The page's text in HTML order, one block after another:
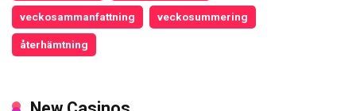
veckosammanfattning veckosummering
återhämtning